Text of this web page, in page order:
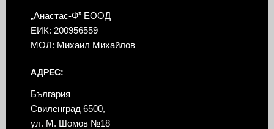
„Анастас-Ф” ЕООД
ЕИК: 200956559
МОЛ: Михаил Михайлов
АДРЕС:
България
Свиленград 6500,
ул. М. Шомов №18